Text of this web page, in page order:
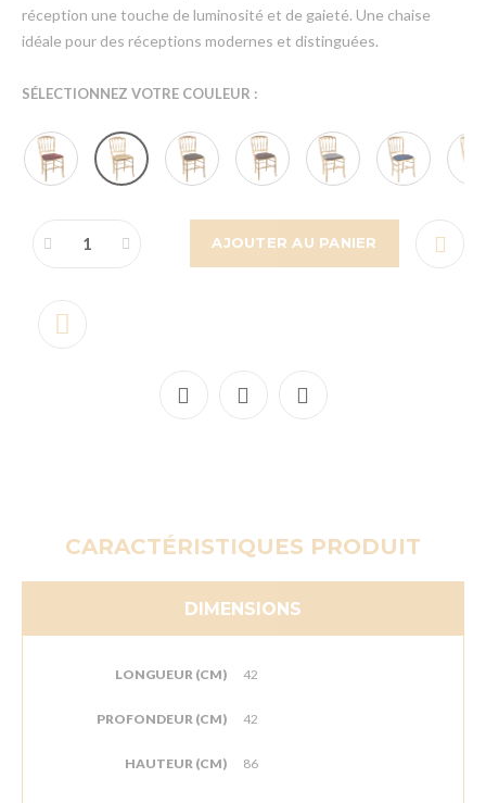
réception une touche de luminosité et de gaieté. Une chaise
idéale pour des réceptions modernes et distinguées.
SÉLECTIONNEZ VOTRE COULEUR :
AJOUTER AU PANIER
CARACTÉRISTIQUES PRODUIT
DIMENSIONS
LONGUEUR (CM) 42
PROFONDEUR (CM) 42
HAUTEUR (CM) 86